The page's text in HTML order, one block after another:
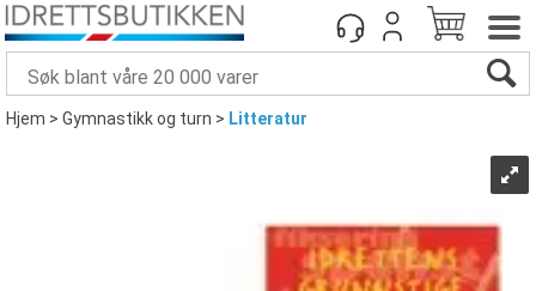
Hjem>Gymnastikk og turn> Litteratur